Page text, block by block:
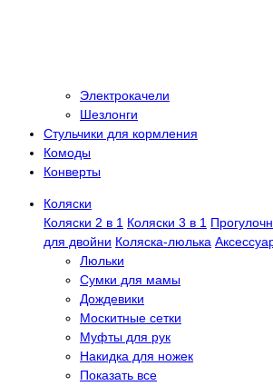
Электрокачели
Шезлонги
Стульчики для кормления
Комоды
Конверты
Коляски
Коляски 2 в 1 Коляски 3 в 1
для двойни Коляска-люлька
Люльки
Сумки для мамы
Дождевики
Москитные сетки
Муфты для рук
Накидка для ножек
Показать все